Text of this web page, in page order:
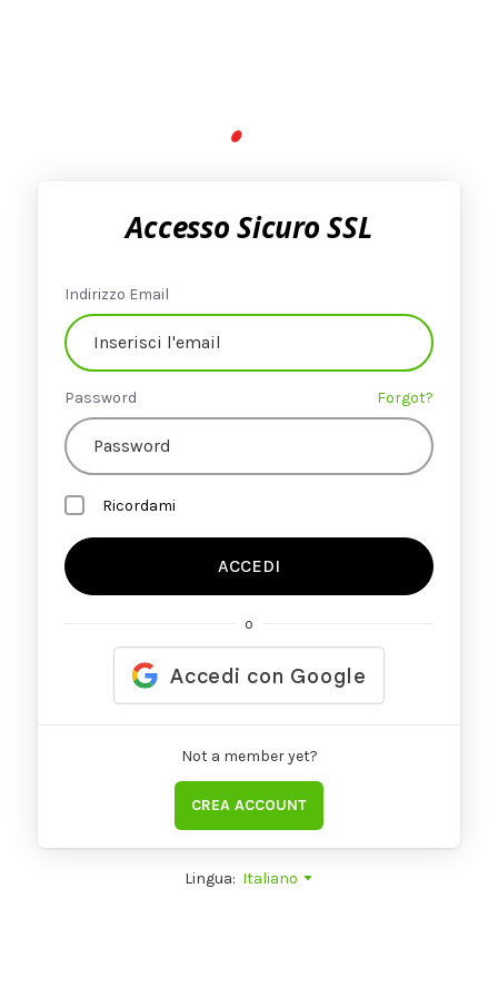
Accesso Sicuro SSL
Indirizzo Email
Password Forgot?
Ricordami
ACCEDI
o
Not a member yet?
CREA ACCOUNT
Lingua: Italiano